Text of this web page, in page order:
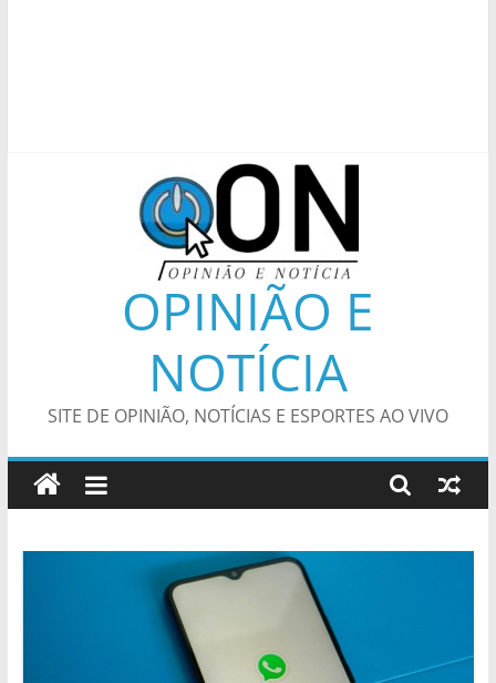
OPINIÃO E
NOTÍCIA
SITE DE OPINIÃO, NOTÍCIAS E ESPORTES AO VIVO